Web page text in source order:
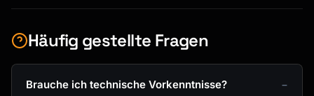
Häufig gestellte Fragen
Brauche ich technische Vorkenntnisse?